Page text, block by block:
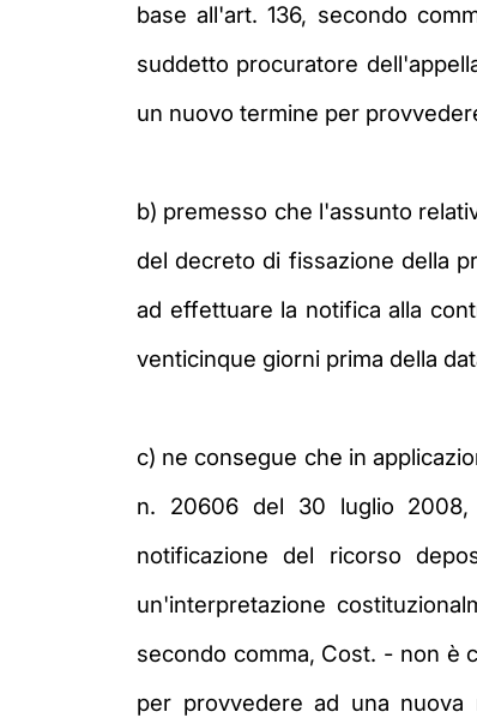
base all'art. 136, secondo
suddetto procuratore
un nuovo termine per
b) premesso che l'assunto
del decreto di fissazione della
ad effettuare la notifica alla
venticinque giorni prima della
c) ne consegue che in
n. 20606 del 30 luglio 2008,
notificazione del ricorso
un'interpretazione
secondo comma, Cost. - non è
per provvedere ad una